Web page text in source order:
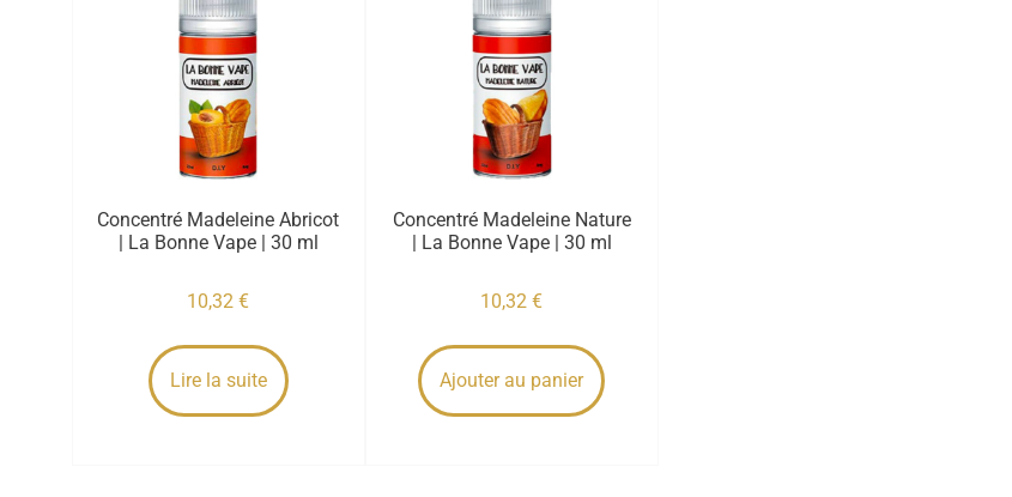
Concentré Madeleine Abricot
| La Bonne Vape | 30 ml
10,32€
Lire la suite
Concentré Madeleine Nature
| La Bonne Vape | 30 ml
10,32€
Ajouter au panier